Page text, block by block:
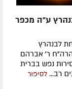
ע"ה מכפר
לבנהרץ
הרה"ח ר' אברהם
נפש בברית
רב... לסיפור